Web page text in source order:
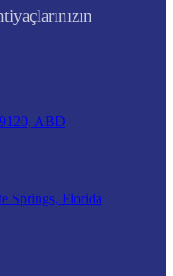
ABD
Springs, Florida